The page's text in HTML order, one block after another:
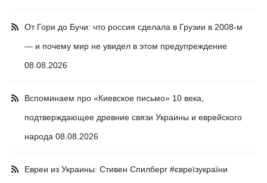
От Гори до Бучи: что россия сделала в Грузии в 2008-м
— и почему мир не увидел в этом предупреждение
08.08.2026
Вспоминаем про «Киевское письмо» 10 века,
подтверждающее древние связи Украины и еврейского
народа 08.08.2026
Евреи из Украины: Стивен Спилберг #євреїзукраїни